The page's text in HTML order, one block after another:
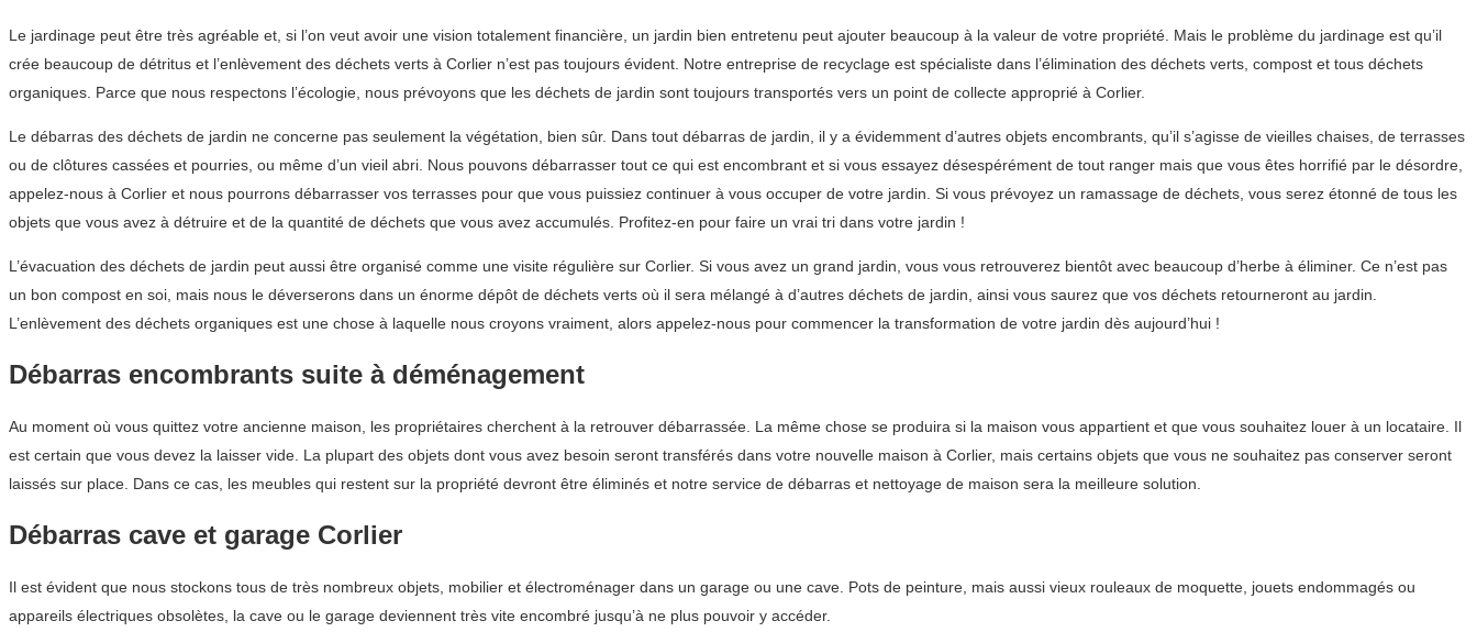
Le jardinage peut être très agréable et, si l’on veut avoir une vision totalement financière, un jardin bien entretenu peut ajouter beaucoup à la valeur de votre propriété. Mais le problème du jardinage est qu’il
crée beaucoup de détritus et l’enlèvement des déchets verts à Corlier n’est pas toujours évident. Notre entreprise de recyclage est spécialiste dans l’élimination des déchets verts, compost et tous déchets
organiques. Parce que nous respectons l’écologie, nous prévoyons que les déchets de jardin sont toujours transportés vers un point de collecte approprié à Corlier.
Le débarras des déchets de jardin ne concerne pas seulement la végétation, bien sûr. Dans tout débarras de jardin, il y a évidemment d’autres objets encombrants, qu’il s’agisse de vieilles chaises, de terrasses
ou de clôtures cassées et pourries, ou même d’un vieil abri. Nous pouvons débarrasser tout ce qui est encombrant et si vous essayez désespérément de tout ranger mais que vous êtes horrifié par le désordre,
appelez-nous à Corlier et nous pourrons débarrasser vos terrasses pour que vous puissiez continuer à vous occuper de votre jardin. Si vous prévoyez un ramassage de déchets, vous serez étonné de tous les
objets que vous avez à détruire et de la quantité de déchets que vous avez accumulés. Profitez-en pour faire un vrai tri dans votre jardin !
L’évacuation des déchets de jardin peut aussi être organisé comme une visite régulière sur Corlier. Si vous avez un grand jardin, vous vous retrouverez bientôt avec beaucoup d’herbe à éliminer. Ce n’est pas
un bon compost en soi, mais nous le déverserons dans un énorme dépôt de déchets verts où il sera mélangé à d’autres déchets de jardin, ainsi vous saurez que vos déchets retourneront au jardin.
L’enlèvement des déchets organiques est une chose à laquelle nous croyons vraiment, alors appelez-nous pour commencer la transformation de votre jardin dès aujourd’hui !
Débarras encombrants suite à déménagement
Au moment où vous quittez votre ancienne maison, les propriétaires cherchent à la retrouver débarrassée. La même chose se produira si la maison vous appartient et que vous souhaitez louer à un locataire. Il
est certain que vous devez la laisser vide. La plupart des objets dont vous avez besoin seront transférés dans votre nouvelle maison à Corlier, mais certains objets que vous ne souhaitez pas conserver seront
laissés sur place. Dans ce cas, les meubles qui restent sur la propriété devront être éliminés et notre service de débarras et nettoyage de maison sera la meilleure solution.
Débarras cave et garage Corlier
Il est évident que nous stockons tous de très nombreux objets, mobilier et électroménager dans un garage ou une cave. Pots de peinture, mais aussi vieux rouleaux de moquette, jouets endommagés ou
appareils électriques obsolètes, la cave ou le garage deviennent très vite encombré jusqu’à ne plus pouvoir y accéder.